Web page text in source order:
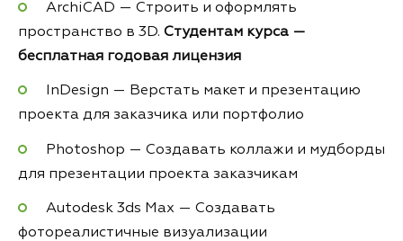
ArchiCAD — Строить и оформлять
пространство в 3D. Студентам курса —
бесплатная годовая лицензия
InDesign — Верстать макет и презентацию
проекта для заказчика или портфолио
Photoshop — Создавать коллажи и мудборды
для презентации проекта заказчикам
Autodesk 3ds Max — Создавать
фотореалистичные визуализации